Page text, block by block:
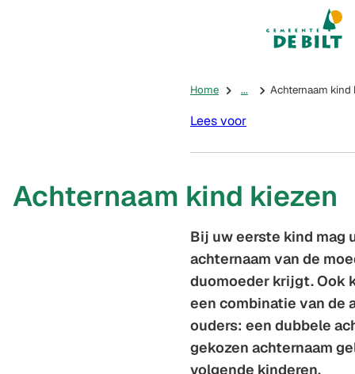
Mijn De Bilt
(Verwijst
Home ... Achternaam kind
Lees voor
Achternaam kind kiezen
Bij uw eerste kind mag
achternaam van de
duomoeder krijgt. Ook
een combinatie van de
ouders: een dubbele
gekozen achternaam
volgende kinderen.